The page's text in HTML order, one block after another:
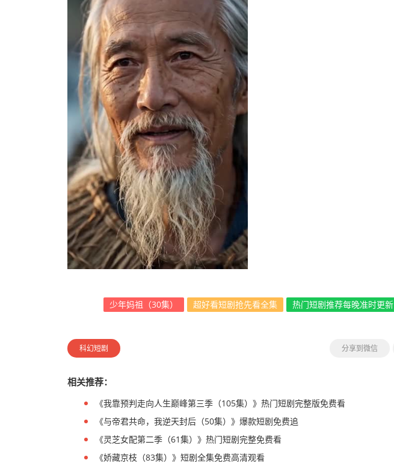
少年妈祖（30集） 超好看短剧抢先看全集 热门短剧推荐每晚准时更新
科幻短剧 分享到微信
相关推荐：
《我靠预判走向人生巅峰第三季（105集）》热门短剧完整版免费看
《与帝君共命，我逆天封后（50集）》爆款短剧免费追
《灵芝女配第二季（61集）》热门短剧完整免费看
《娇藏京枝（83集）》短剧全集免费高清观看